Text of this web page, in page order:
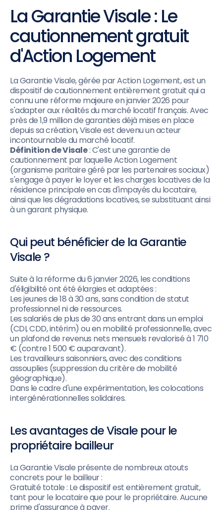
La Garantie Visale : Le
cautionnement gratuit
d'Action Logement
La Garantie Visale, gérée par Action Logement, est un
dispositif de cautionnement entièrement gratuit qui a
connu une réforme majeure en janvier 2026 pour
s'adapter aux réalités du marché locatif français. Avec
près de 1,9 million de garanties déjà mises en place
depuis sa création, Visale est devenu un acteur
incontournable du marché locatif.
Définition de Visale: C'est une garantie de
cautionnement par laquelle Action Logement
(organisme paritaire géré par les partenaires sociaux)
s'engage à payer le loyer et les charges locatives de la
résidence principale en cas d'impayés du locataire,
ainsi que les dégradations locatives, se substituant ainsi
à un garant physique.
Qui peut bénéficier de la Garantie
Visale ?
Suite à la réforme du 6 janvier 2026, les conditions
d'éligibilité ont été élargies et adaptées :
Les jeunes de 18 à 30 ans, sans condition de statut
professionnel ni de ressources.
Les salariés de plus de 30 ans entrant dans un emploi
(CDI, CDD, intérim) ou en mobilité professionnelle, avec
un plafond de revenus nets mensuels revalorisé à 1 710
€ (contre 1 500 € auparavant).
Les travailleurs saisonniers, avec des conditions
assouplies (suppression du critère de mobilité
géographique).
Dans le cadre d'une expérimentation, les colocations
intergénérationnelles solidaires.
Les avantages de Visale pour le
propriétaire bailleur
La Garantie Visale présente de nombreux atouts
concrets pour le bailleur :
Gratuité totale : Le dispositif est entièrement gratuit,
tant pour le locataire que pour le propriétaire. Aucune
prime d'assurance à payer.